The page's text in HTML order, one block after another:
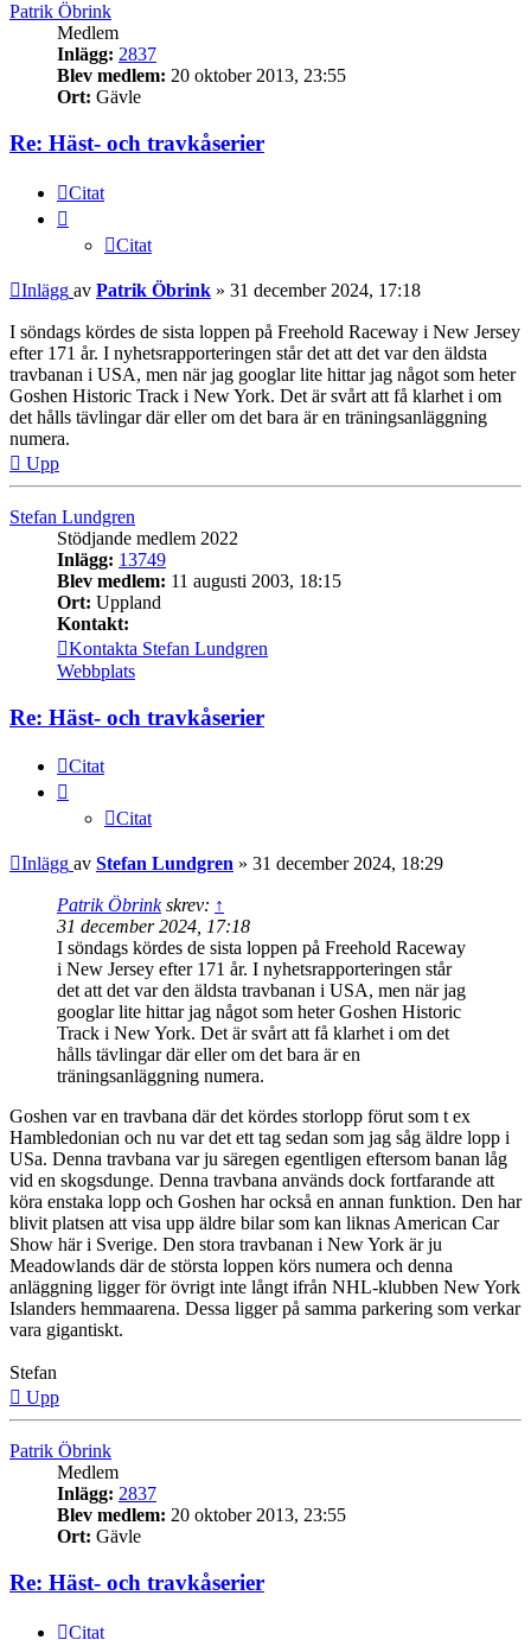
Patrik Öbrink
Medlem
Inlägg: 2837
Blev medlem: 20 oktober 2013, 23:55
Ort: Gävle
Re: Häst- och travkåserier
Citat
Citat
Inlägg av Patrik Öbrink » 31 december 2024, 17:18
I söndags kördes de sista loppen på Freehold Raceway i New Jersey
efter 171 år. I nyhetsrapporteringen står det att det var den äldsta
travbanan i USA, men när jag googlar lite hittar jag något som heter
Goshen Historic Track i New York. Det är svårt att få klarhet i om
det hålls tävlingar där eller om det bara är en träningsanläggning
numera.
Upp
Stefan Lundgren
Stödjande medlem 2022
Inlägg: 13749
Blev medlem: 11 augusti 2003, 18:15
Ort: Uppland
Kontakt:
Kontakta Stefan Lundgren
Webbplats
Re: Häst- och travkåserier
Citat
Citat
Inlägg av Stefan Lundgren » 31 december 2024, 18:29
Patrik Öbrinkskrev: ↑
31 december 2024, 17:18
I söndags kördes de sista loppen på Freehold Raceway
i New Jersey efter 171 år. I nyhetsrapporteringen står
det att det var den äldsta travbanan i USA, men när jag
googlar lite hittar jag något som heter Goshen Historic
Track i New York. Det är svårt att få klarhet i om det
hålls tävlingar där eller om det bara är en
träningsanläggning numera.
Goshen var en travbana där det kördes storlopp förut som t ex
Hambledonian och nu var det ett tag sedan som jag såg äldre lopp i
USa. Denna travbana var ju säregen egentligen eftersom banan låg
vid en skogsdunge. Denna travbana används dock fortfarande att
köra enstaka lopp och Goshen har också en annan funktion. Den har
blivit platsen att visa upp äldre bilar som kan liknas American Car
Show här i Sverige. Den stora travbanan i New York är ju
Meadowlands där de största loppen körs numera och denna
anläggning ligger för övrigt inte långt ifrån NHL-klubben New York
Islanders hemmaarena. Dessa ligger på samma parkering som verkar
vara gigantiskt.
Stefan
Upp
Patrik Öbrink
Medlem
Inlägg: 2837
Blev medlem: 20 oktober 2013, 23:55
Ort: Gävle
Re: Häst- och travkåserier
Citat